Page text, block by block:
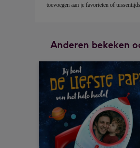
toevoegen aan je favorieten of
Anderen bekeken